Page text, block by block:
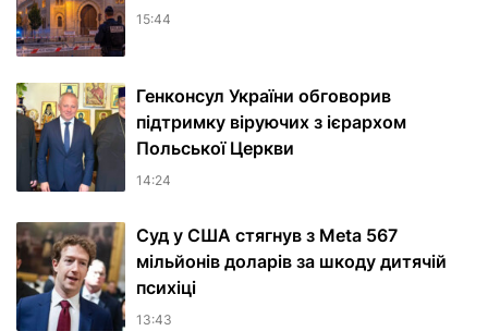
15:44
Генконсул України обговорив
підтримку віруючих з ієрархом
Польської Церкви
14:24
Суд у США стягнув з Meta 567
мільйонів доларів за шкоду дитячій
психіці
13:43